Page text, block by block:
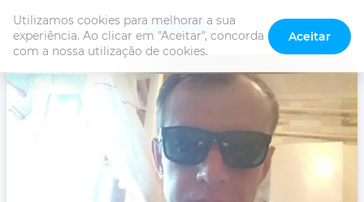
Utilizamos cookies para melhorar a sua
experiência. Ao clicar em "Aceitar", concorda
com a nossa utilização de cookies.
Aceitar